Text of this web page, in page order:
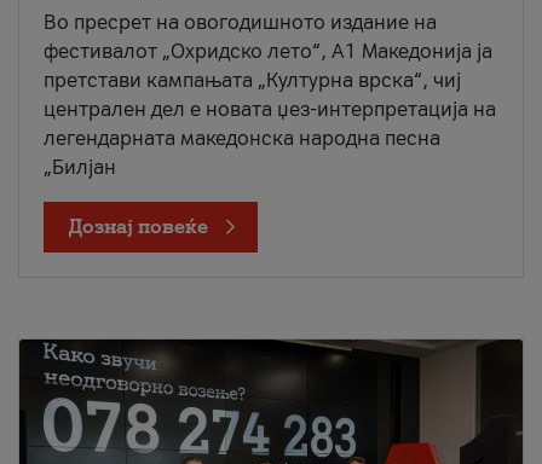
Во пресрет на овогодишното издание на
фестивалот „Охридско лето“, А1 Македонија ја
претстави кампањата „Културна врска“, чиј
централен дел е новата џез-интерпретација на
легендарната македонска народна песна
„Билјан
Дознај повеќе